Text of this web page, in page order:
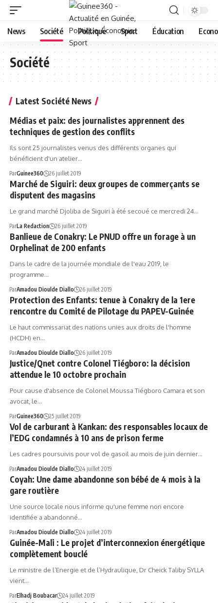
News Société Politique Sport Éducation
Société
Latest Société News
Médias et paix: des journalistes apprennent des
techniques de gestion des conflits
Ils sont 25 journalistes venus des différents organes qui
bénéficient d'un atelier…
ParGuinee360 26 juillet 2019
Marché de Siguiri: deux groupes de commerçants se
disputent des magasins
Le grand marché Djoliba de Siguiri à été secoué ce mercredi 24…
ParLa Redaction 26 juillet 2019
Banlieue de Conakry: Le PNUD offre un forage à un
Orphelinat de 200 enfants
Dans le cadre de la journée mondiale de l'eau 2019, le
programme…
ParAmadou Dioulde Diallo 26 juillet 2019
Protection des Enfants: tenue à Conakry de la 1ere
rencontre du Comité de Pilotage du PAPEV-Guinée
Le haut commissariat des nations unies aux droits de l'homme
(HCDH) en…
ParAmadou Dioulde Diallo 26 juillet 2019
Justice/Qnet contre Colonel Tiégboro: la décision
attendue le 10 octobre prochain
Pour cause d'absence de Colonel Moussa Tiégboro Camara et son
avocat, le…
ParGuinee360 25 juillet 2019
Vol de carburant à Kankan: des responsables locaux de
l’EDG condamnés à 10 ans de prison ferme
Les cadres poursuivis pour vol de gasoil au mois de juin dernier…
ParAmadou Dioulde Diallo 24 juillet 2019
Coyah: Une dame abandonne son bébé de 4 mois à la
gare routière
Une source locale nous informe qu'une femme non encore
identifiée a abandonné…
ParAmadou Dioulde Diallo 24 juillet 2019
Guinée-Mali : Le projet d’interconnexion énergétique
complètement bouclé
Le ministre de l’Energie et de l’Hydraulique, Dr Cheick Taliby SYLLA
vient…
ParElhadj Boubacar 24 juillet 2019